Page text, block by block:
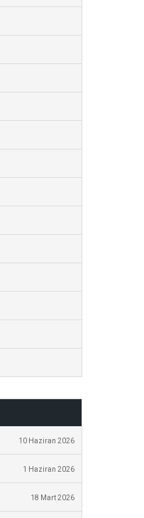
10 Haziran 2026
1 Haziran 2026
18 Mart 2026